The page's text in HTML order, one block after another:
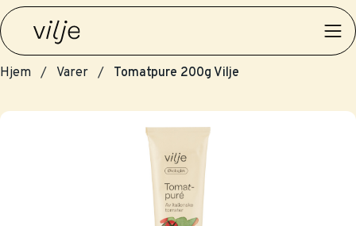
Hjem Varer Tomatpure 200g Vilje